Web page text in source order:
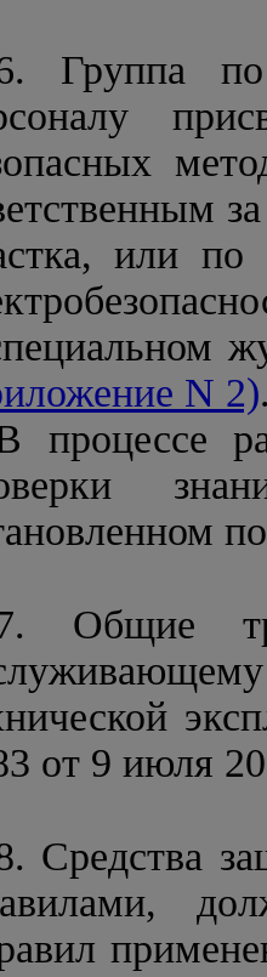
Группа по
или
N 2)
процессе
Общие
от 9 июля
Средства